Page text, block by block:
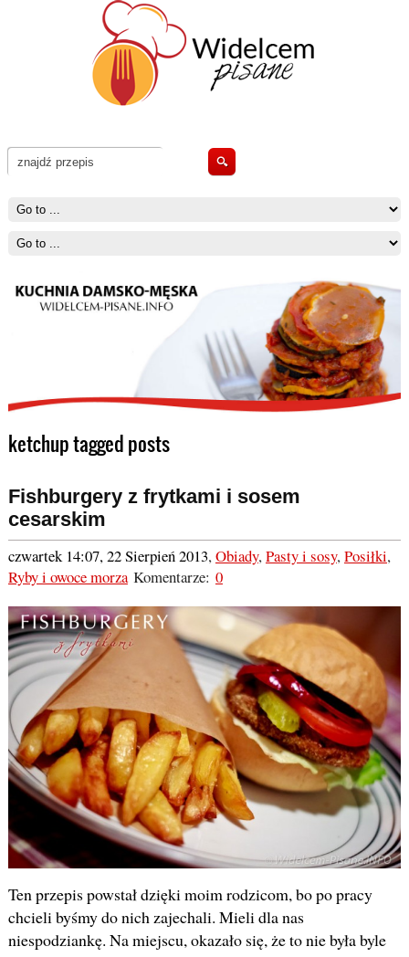
ketchup tagged posts
Fishburgery z frytkami i sosem
cesarskim
czwartek 14:07, 22 Sierpień 2013,Obiady,Pasty i sosy,Posiłki,
Ryby i owoce morzaKomentarze: 0
Ten przepis powstał dzięki moim rodzicom, bo po pracy
chcieli byśmy do nich zajechali. Mieli dla nas
niespodziankę. Na miejscu, okazało się, że to nie była byle